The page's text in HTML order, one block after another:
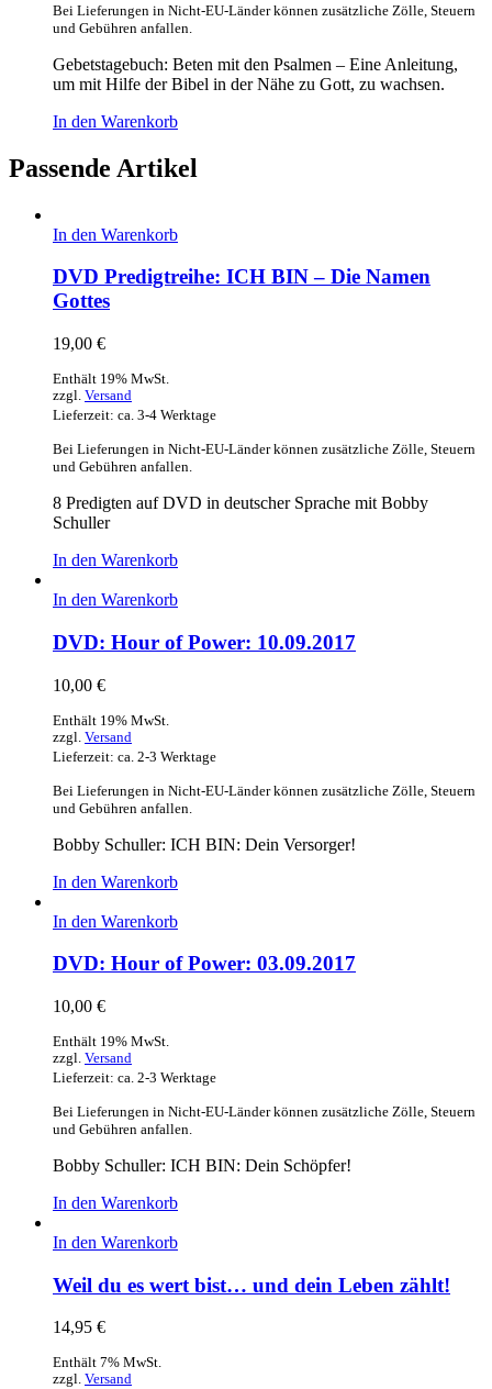
Bei Lieferungen in Nicht-EU-Länder können zusätzliche Zölle, Steuern
und Gebühren anfallen.
Gebetstagebuch: Beten mit den Psalmen – Eine Anleitung,
um mit Hilfe der Bibel in der Nähe zu Gott, zu wachsen.
In den Warenkorb
Passende Artikel
In den Warenkorb
DVD Predigtreihe: ICH BIN – Die Namen
Gottes
19,00 €
Enthält 19% MwSt.
zzgl. Versand
Lieferzeit: ca. 3-4 Werktage
Bei Lieferungen in Nicht-EU-Länder können zusätzliche Zölle, Steuern
und Gebühren anfallen.
8 Predigten auf DVD in deutscher Sprache mit Bobby
Schuller
In den Warenkorb
In den Warenkorb
DVD: Hour of Power: 10.09.2017
10,00 €
Enthält 19% MwSt.
zzgl. Versand
Lieferzeit: ca. 2-3 Werktage
Bei Lieferungen in Nicht-EU-Länder können zusätzliche Zölle, Steuern
und Gebühren anfallen.
Bobby Schuller: ICH BIN: Dein Versorger!
In den Warenkorb
In den Warenkorb
DVD: Hour of Power: 03.09.2017
10,00 €
Enthält 19% MwSt.
zzgl. Versand
Lieferzeit: ca. 2-3 Werktage
Bei Lieferungen in Nicht-EU-Länder können zusätzliche Zölle, Steuern
und Gebühren anfallen.
Bobby Schuller: ICH BIN: Dein Schöpfer!
In den Warenkorb
In den Warenkorb
Weil du es wert bist… und dein Leben zählt!
14,95 €
Enthält 7% MwSt.
zzgl. Versand